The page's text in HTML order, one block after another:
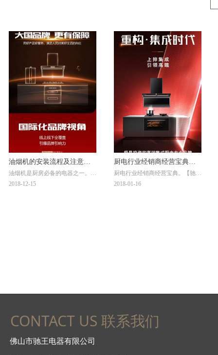
油烟机的安装流程及注意事
项【驰王商学院】
油烟机是厨房必备的电器之一。选
择优质的油烟机是前提，而正确的
2018-12-15
厨电行业经销商经营宝典
【驰王商学院】
厨电行业经销商经营宝典。【驰王
商学院】 驰王电器愿与您一起为
2018-01-16
CONTACT US 联系我们
佛山市驰王电器有限公司